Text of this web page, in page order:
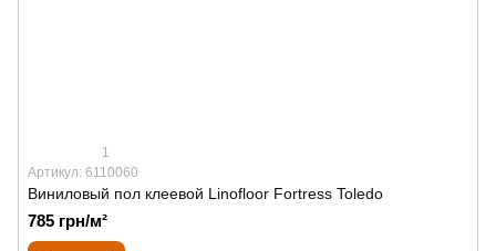
1
Артикул: 6110060
Виниловый пол клеевой Linofloor Fortress Toledo
785 грн/м²